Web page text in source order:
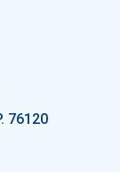
76120